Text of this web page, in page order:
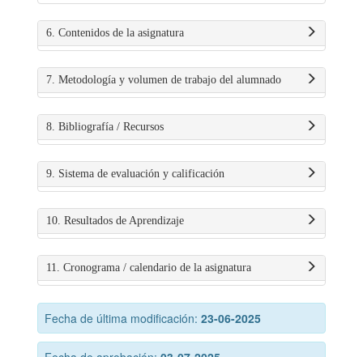
6. Contenidos de la asignatura
7. Metodología y volumen de trabajo del alumnado
8. Bibliografía / Recursos
9. Sistema de evaluación y calificación
10. Resultados de Aprendizaje
11. Cronograma / calendario de la asignatura
Fecha de última modificación: 23-06-2025